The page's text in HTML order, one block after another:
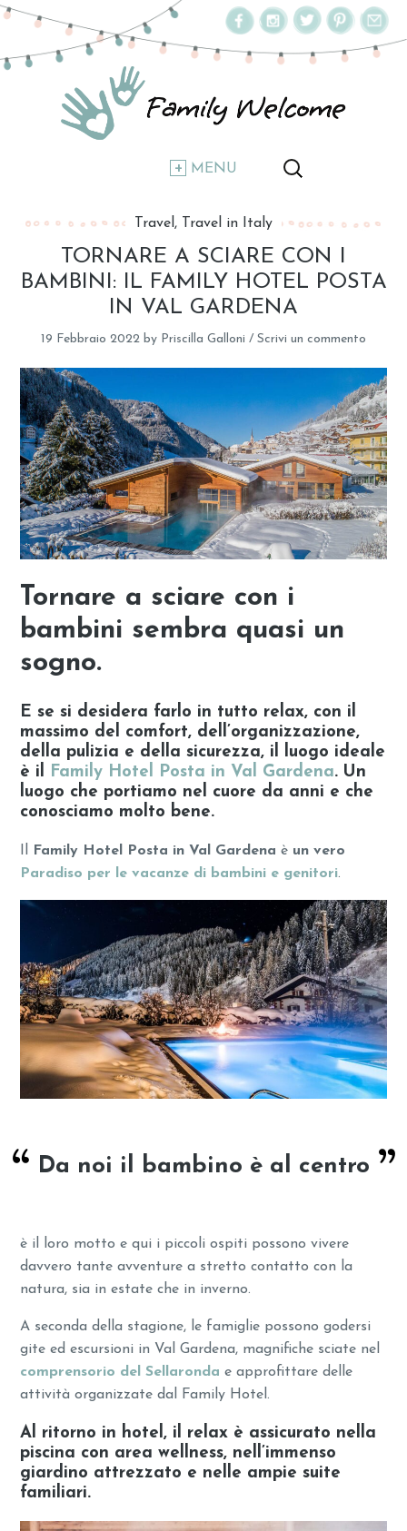
MENU
Travel Travel in Italy
TORNARE A SCIARE CON I
BAMBINI: IL FAMILY HOTEL POSTA
IN VAL GARDENA
19 Febbraio 2022 by Priscilla Galloni / Scrivi un commento
Tornare a sciare con i
bambini sembra quasi un
sogno.
E se si desidera farlo in tutto relax, con il
massimo del comfort, dell’organizzazione,
della pulizia e della sicurezza, il luogo ideale
è il Family Hotel Posta in Val Gardena. Un
luogo che portiamo nel cuore da anni e che
conosciamo molto bene.
Family Hotel Posta in Val Gardena è un vero
Paradiso per le vacanze di bambini e genitori.
Da noi il bambino è al centro
è il loro motto e qui i piccoli ospiti possono vivere
davvero tante avventure a stretto contatto con la
natura, sia in estate che in inverno.
A seconda della stagione, le famiglie possono godersi
gite ed escursioni in Val Gardena, magnifiche sciate nel
comprensorio del Sellaronda e approfittare delle
attività organizzate dal Family Hotel.
Al ritorno in hotel, il relax è assicurato nella
piscina con area wellness, nell’immenso
giardino attrezzato e nelle ampie suite
familiari.